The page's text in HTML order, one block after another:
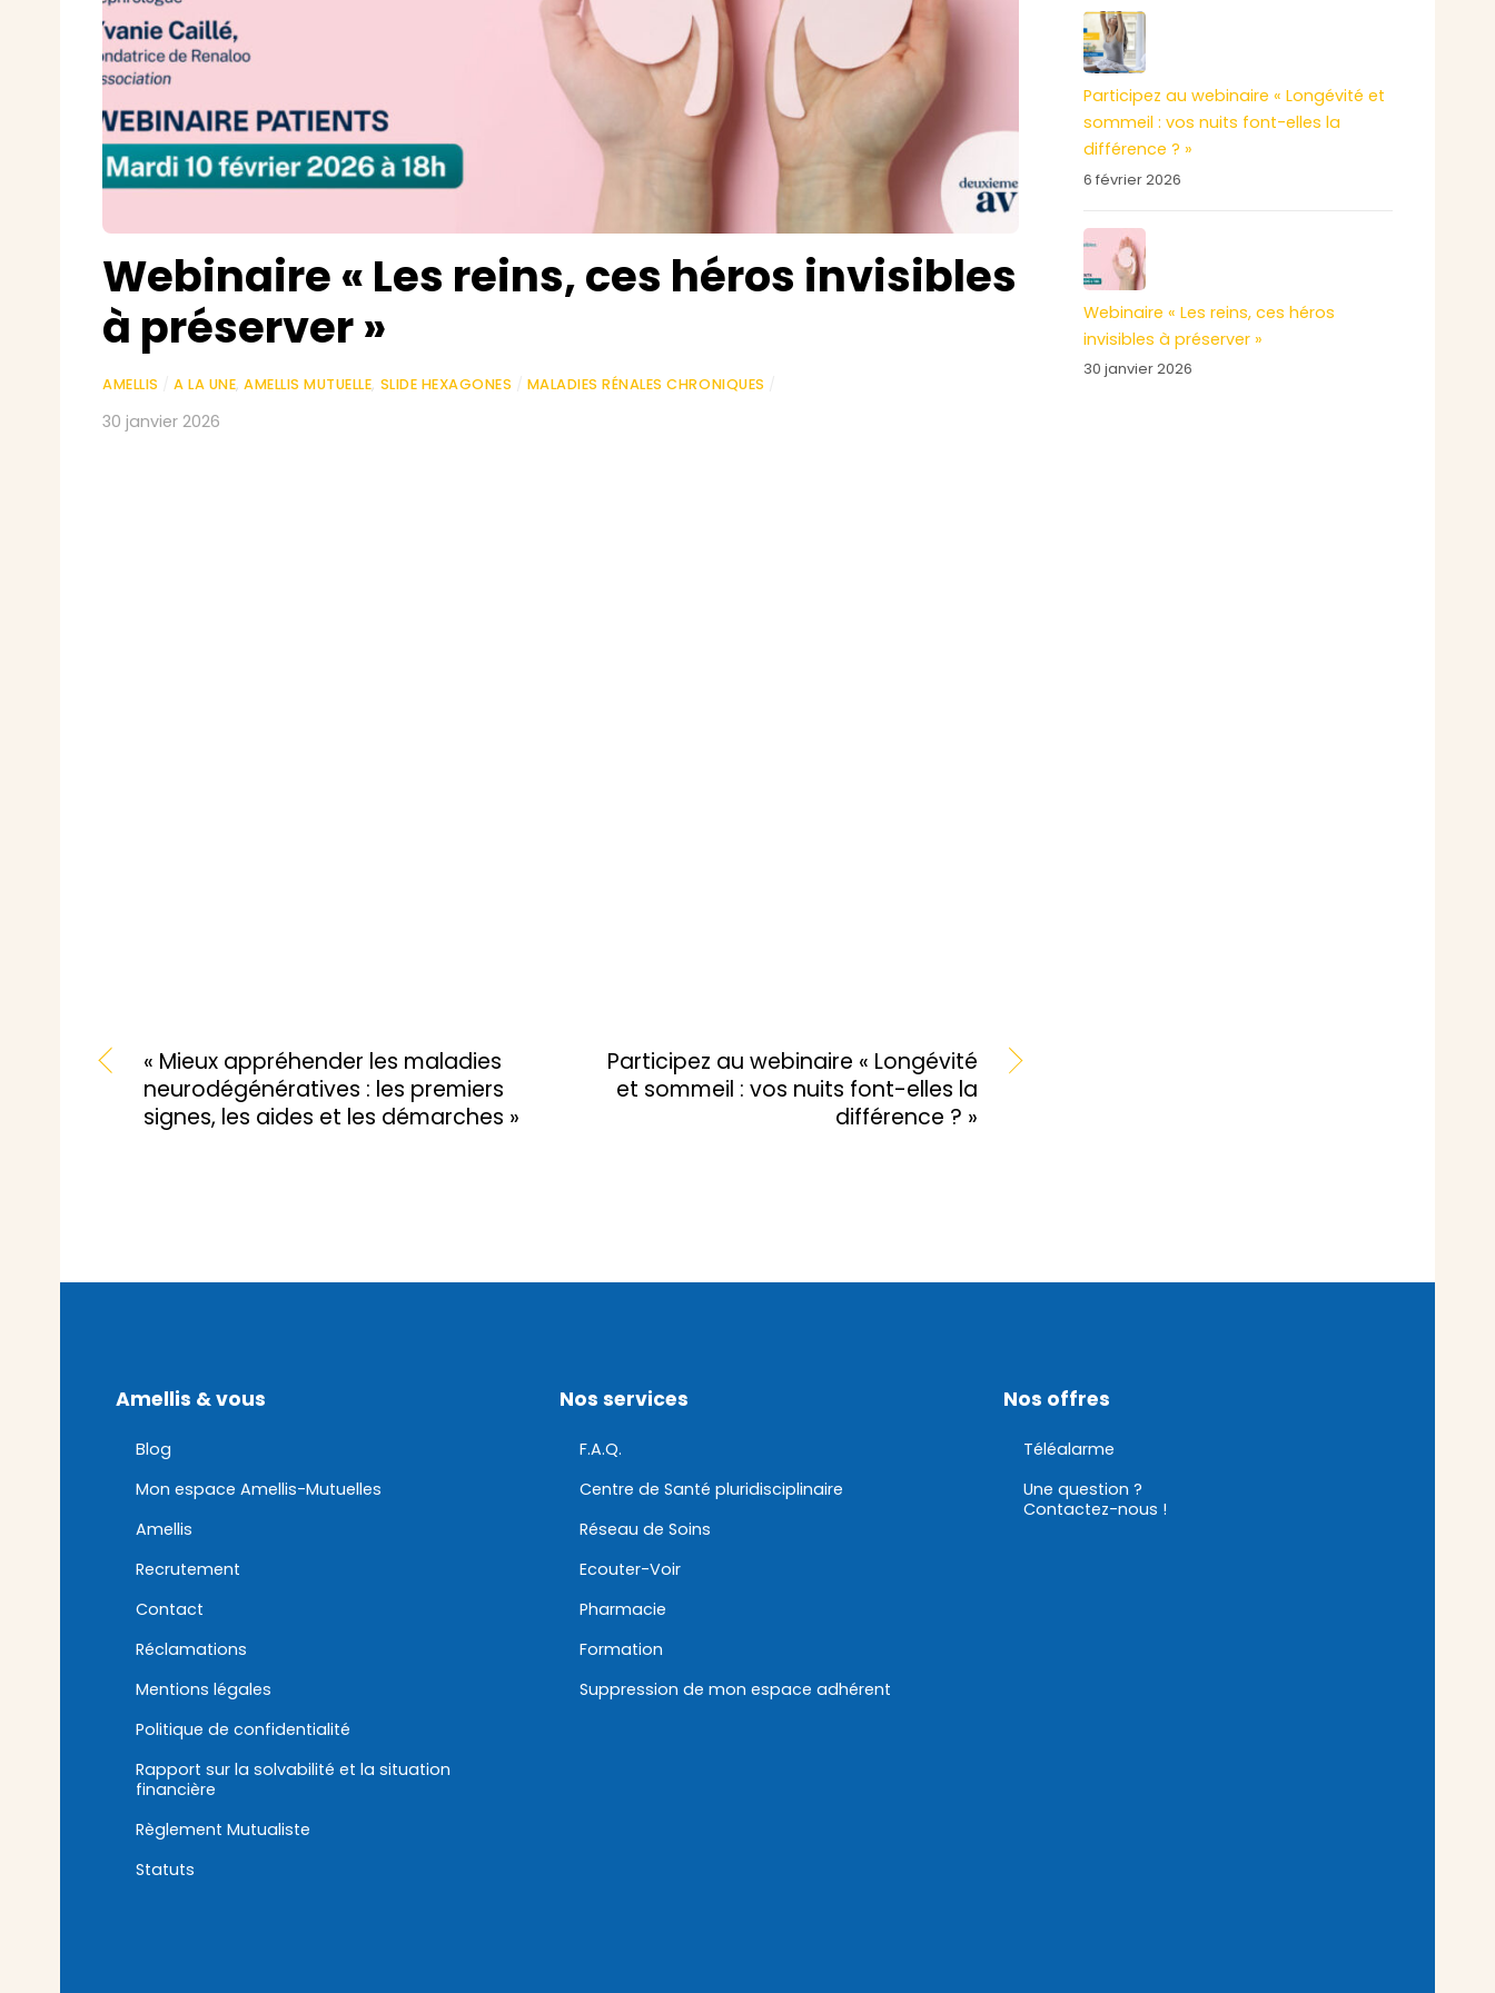
Webinaire « Les reins, ces héros invisibles
à préserver »
AMELLIS A LA UNE,AMELLIS MUTUELLE, SLIDE HEXAGONES MALADIES RÉNALES CHRONIQUES
30 janvier 2026
« Mieux appréhender les maladies
neurodégénératives : les premiers
signes, les aides et les démarches »
Participez au webinaire « Longévité
et sommeil : vos nuits font-elles la
différence ? »
Participez au webinaire « Longévité et
sommeil : vos nuits font-elles la
différence ? »
6 février 2026
Webinaire « Les reins, ces héros
invisibles à préserver »
30 janvier 2026
Amellis & vous
Blog
Mon espace Amellis-Mutuelles
Amellis
Recrutement
Contact
Réclamations
Mentions légales
Politique de confidentialité
Rapport sur la solvabilité et la situation
financière
Règlement Mutualiste
Statuts
Nos services
F.A.Q.
Centre de Santé pluridisciplinaire
Réseau de Soins
Ecouter-Voir
Pharmacie
Formation
Suppression de mon espace adhérent
Nos offres
Téléalarme
Une question ?
Contactez-nous !